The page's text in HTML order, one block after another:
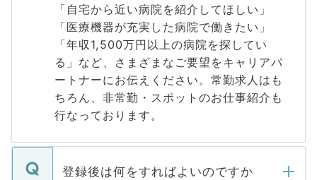
「自宅から近い病院を紹介してほしい」
「医療機器が充実した病院で働きたい」
「年収1,500万円以上の病院を探してい
る」など、さまざまなご要望をキャリアパ
ートナーにお伝えください。常勤求人はも
ちろん、非常勤・スポットのお仕事紹介も
行なっております。
登録後は何をすればよいのですか